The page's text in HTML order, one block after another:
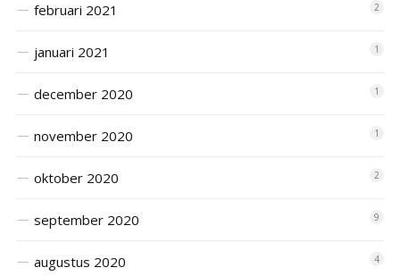
februari 2021 2
januari 2021 1
december 2020 1
november 2020 1
oktober 2020 2
september 2020 9
augustus 2020 4